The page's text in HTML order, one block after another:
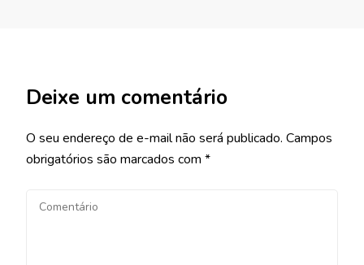
Deixe um comentário
O seu endereço de e-mail não será publicado. Campos
obrigatórios são marcados com *